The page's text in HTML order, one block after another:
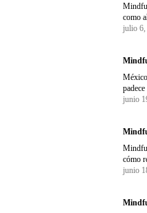
como
julio 6,
junio
cómo
junio